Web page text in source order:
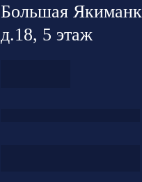
Большая
д.18, 5 этаж